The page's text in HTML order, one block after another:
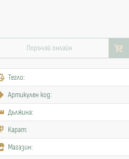
Поръчай онлайн
Тегло:
Артикулен код:
Дължина:
Карат:
Mагазин: